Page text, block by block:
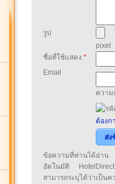
รูป
pixel
ชื่อที่ใช้แสดง *
Email
ความ
ต้องก
ส่ง
ข้อความที่ท่านได้อ่าน
อัตโนมัติ
สามารถระบุได้ว่าเป็น